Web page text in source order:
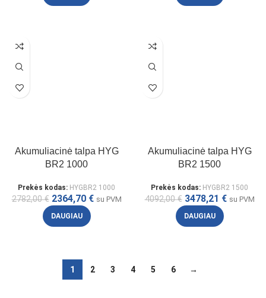
Akumuliacinė talpa HYG
BR2 1000
Prekės kodas: HYGBR2 1000
2782,00€ 2364,70 € su PVM
DAUGIAU
Akumuliacinė talpa HYG
BR2 1500
Prekės kodas: HYGBR2 1500
4092,00€ 3478,21 € su PVM
DAUGIAU
1 2 3 4 5 6 →